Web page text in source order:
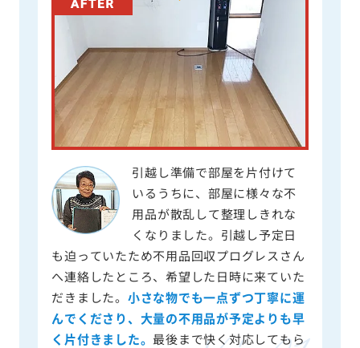
引越し準備で部屋を片付けて
いるうちに、部屋に様々な不
用品が散乱して整理しきれな
くなりました。引越し予定日
も迫っていたため不用品回収プログレスさん
へ連絡したところ、希望した日時に来ていた
だきました。 小さな物でも一点ずつ丁寧に運
んでくださり、大量の不用品が予定よりも早
く片付きました。 最後まで快く対応してもら